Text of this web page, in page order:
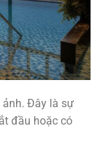
ảnh. Đây là sự
đầu hoặc có